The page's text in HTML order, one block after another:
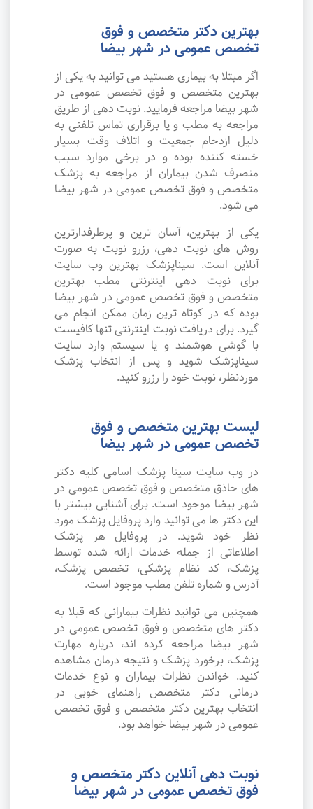
بهترین دکتر متخصص و فوق
تخصص عمومی در شهر بیضا
اگر مبتلا به بیماری هستید می توانید به یکی از
بهترین متخصص و فوق تخصص عمومی در
شهر بیضا مراجعه فرمایید. نوبت دهی از طریق
مراجعه به مطب و یا برقراری تماس تلفنی به
دلیل ازدحام جمعیت و اتلاف وقت بسیار
خسته کننده بوده و در برخی موارد سبب
منصرف شدن بیماران از مراجعه به پزشک
متخصص و فوق تخصص عمومی در شهر بیضا
می شود.
یکی از بهترین، آسان ترین و پرطرفدارترین
روش های نوبت دهی، رزرو نوبت به صورت
آنلاین است. سیناپزشک بهترین وب سایت
برای نوبت دهی اینترنتی مطب بهترین
متخصص و فوق تخصص عمومی در شهر بیضا
بوده که در کوتاه ترین زمان ممکن انجام می
گیرد. برای دریافت نوبت اینترنتی تنها کافیست
با گوشی هوشمند و یا سیستم وارد سایت
سیناپزشک شوید و پس از انتخاب پزشک
موردنظر، نوبت خود را رزرو کنید.
لیست بهترین متخصص و فوق
تخصص عمومی در شهر بیضا
در وب سایت سینا پزشک اسامی کلیه دکتر
های حاذق متخصص و فوق تخصص عمومی در
شهر بیضا موجود است. برای آشنایی بیشتر با
این دکتر ها می توانید وارد پروفایل پزشک مورد
نظر خود شوید. در پروفایل هر پزشک
اطلاعاتی از جمله خدمات ارائه شده توسط
پزشک، کد نظام پزشکی، تخصص پزشک،
آدرس و شماره تلفن مطب موجود است.
همچنین می توانید نظرات بیمارانی که قبلا به
دکتر های متخصص و فوق تخصص عمومی در
شهر بیضا مراجعه کرده اند، درباره مهارت
پزشک، برخورد پزشک و نتیجه درمان مشاهده
کنید. خواندن نظرات بیماران و نوع خدمات
درمانی دکتر متخصص راهنمای خوبی در
انتخاب بهترین دکتر متخصص و فوق تخصص
عمومی در شهر بیضا خواهد بود.
نوبت دهی آنلاین دکتر متخصص و
فوق تخصص عمومی در شهر بیضا